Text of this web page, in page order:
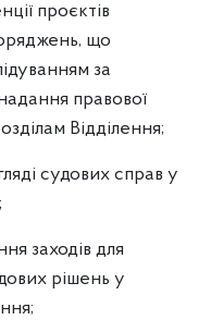
проєктів
що
за
правової
Відділення;
судових справ у
заходів для
рішень у